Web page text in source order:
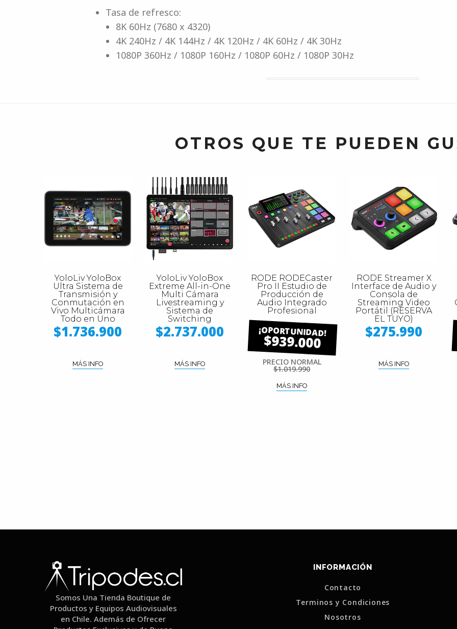
Tasa de refresco:
8K 60Hz (7680 x 4320)
4K 240Hz / 4K 144Hz / 4K 120Hz / 4K 60Hz / 4K 30Hz
1080P 360Hz / 1080P 160Hz / 1080P 60Hz / 1080P 30Hz
OTROS QUE TE PUEDEN
YoloLiv YoloBox
Ultra Sistema de
Transmisión y
Conmutación en
Vivo Multicámara
Todo en Uno
$1.736.900
MÁS INFO
YoloLiv YoloBox
Extreme All-in-One
Multi Cámara
Livestreaming y
Sistema de
Switching
$2.737.000
MÁS INFO
RODE RODECaster
Pro II Estudio de
Producción de
Audio Integrado
Profesional
$939.000
PRECIO NORMAL
$1.019.990
MÁS INFO
RODE Streamer X
Interface de Audio y
Consola de
Streaming Video
Portátil (RESERVA
EL TUYO)
$275.990
MÁS INFO
Somos Una Tienda Boutique de
Productos y Equipos Audiovisuales
en Chile. Además de Ofrecer
INFORMACIÓN
Contacto
Terminos y Condiciones
Nosotros